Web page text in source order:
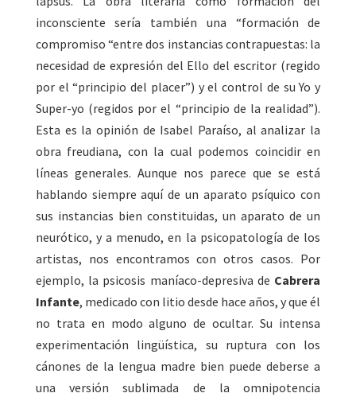
inconsciente sería también una “formación de
compromiso “entre dos instancias contrapuestas: la
necesidad de expresión del Ello del escritor (regido
por el “principio del placer”) y el control de su Yo y
Super-yo (regidos por el “principio de la realidad”).
Esta es la opinión de Isabel Paraíso, al analizar la
obra freudiana, con la cual podemos coincidir en
líneas generales. Aunque nos parece que se está
hablando siempre aquí de un aparato psíquico con
sus instancias bien constituidas, un aparato de un
neurótico, y a menudo, en la psicopatología de los
artistas, nos encontramos con otros casos. Por
ejemplo, la psicosis maníaco-depresiva de Cabrera
Infante, medicado con litio desde hace años, y que él
no trata en modo alguno de ocultar. Su intensa
experimentación lingüística, su ruptura con los
cánones de la lengua madre bien puede deberse a
una versión sublimada de la omnipotencia